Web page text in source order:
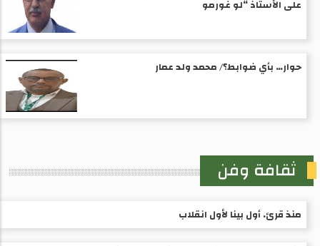
على الأستاذ “لو غورمو
حوار… بأي ضوابط؟/ محمد ولد عمار
ثقافة وفن
منذ قرئ. أول بينا لأول انقلاب